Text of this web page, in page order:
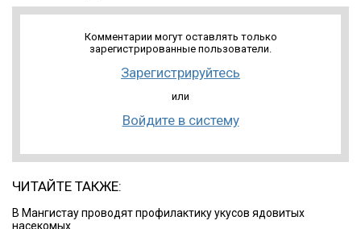
Комментарии могут оставлять только
зарегистрированные пользователи.
Зарегистрируйтесь
или
Войдите в систему
ЧИТАЙТЕ ТАКЖЕ:
В Мангистау проводят профилактику укусов ядовитых
насекомых